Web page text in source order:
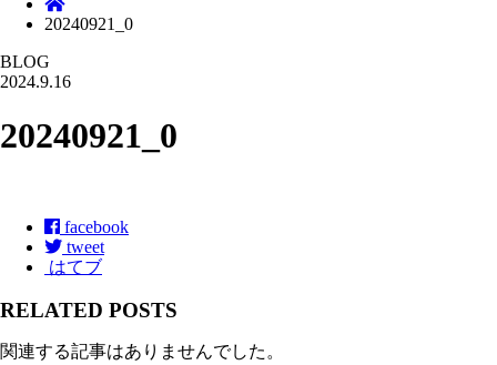
20240921_0
BLOG
2024.9.16
20240921_0
facebook
tweet
はてブ
RELATED POSTS
関連する記事はありませんでした。